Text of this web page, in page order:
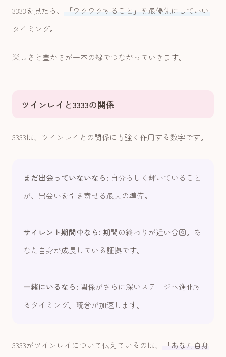
3333を見たら、
「ワクワクすること」を最優先にしていい
タイミング。
楽しさと豊かさが一本の線でつながっていきます。
ツインレイと3333の関係
3333は、ツインレイとの関係にも強く作用する数字です。
まだ出会っていないなら: 自分らしく輝いていること
が、出会いを引き寄せる最大の準備。
サイレント期間中なら: 期間の終わりが近い合図。あ
なた自身が成長している証拠です。
一緒にいるなら: 関係がさらに深いステージへ進化す
るタイミング。統合が加速します。
3333がツインレイについて伝えているのは、
「あなた自身